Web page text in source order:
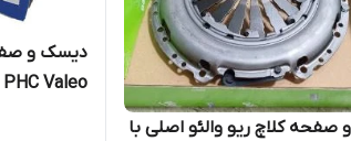
کلاچ ریو والئو اصلی با